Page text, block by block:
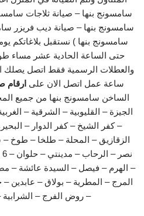
سامسونج بنها – صيانة ثلاجات
سامسونج بنها – صيانة ديب فريزر
سامسونج بنها ) نستقبل بلاغاتكم
حتى الساعة الحادية عشر مساء
ساعة عمل اتصل الان على ارقام
الساخن سامسونج بنها من جميع
الجيزة – القليوبية – الشرقية –
– كفر الشيخ – كفر الدوار –
الزقازيق – المحلة – طلخا – طوخ –
– الهرم – فيصل – السيدة عائشة –
المرج – المطرية – بولاق – عابدين –
– روض الفرج – الشرابية